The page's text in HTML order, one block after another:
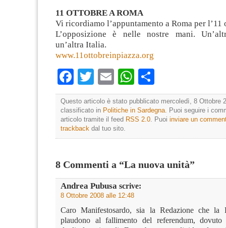
11 OTTOBRE A ROMA
Vi ricordiamo l’appuntamento a Roma per l’11
L’opposizione è nelle nostre mani.
un’altra Italia.
www.11ottobreinpiazza.org
Facebook
TwitterEmailWhatsApp
Questo articolo è stato pubblicato mercoledì, 8 Ottobre
classificato in Politiche in Sardegna . Puoi seguire i
articolo tramite il feed RSS 2.0 . Puoi inviare un
trackback dal tuo sito.
8 Commenti a “La nuova unità”
Andrea Pubusa scrive:
8 Ottobre 2008 alle 12:48
Caro Manifestosardo, sia la Redazione che la
plaudono al fallimento del referendum, dovuto